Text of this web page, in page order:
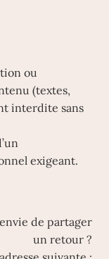
ou
(textes,
interdite sans
exigeant.
de partager
un retour ?